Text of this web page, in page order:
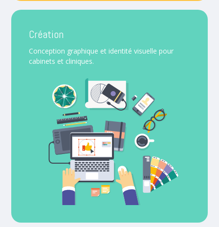
Création
Conception graphique et identité visuelle pour
cabinets et cliniques.